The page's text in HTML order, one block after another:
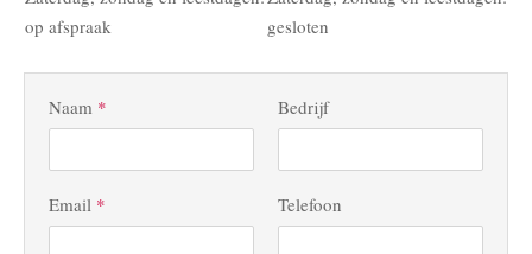
op afspraak
gesloten
Naam * Bedrijf
Email * Telefoon